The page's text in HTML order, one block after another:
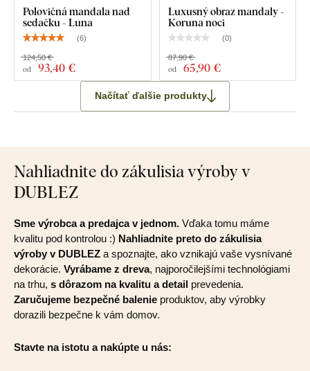
Polovičná mandala nad
sedačku - Luna
(6)
od 93,40 €
124,50 €
Luxusný obraz mandaly -
Koruna noci
(0)
od 65,90 €
87,90 €
Načítať ďalšie produkty
Nahliadnite do zákulisia výroby v
DUBLEZ
Sme výrobca a predajca v jednom. Vďaka tomu máme
kvalitu pod kontrolou :) Nahliadnite preto do zákulisia
výroby v DUBLEZ a spoznajte, ako vznikajú vaše vysnívané
dekorácie. Vyrábame z dreva, najporočilejšími technológiami
na trhu, s dôrazom na kvalitu a detail prevedenia.
Zaručujeme bezpečné balenie produktov, aby výrobky
dorazili bezpečne k vám domov.
Stavte na istotu a nakúpte u nás: